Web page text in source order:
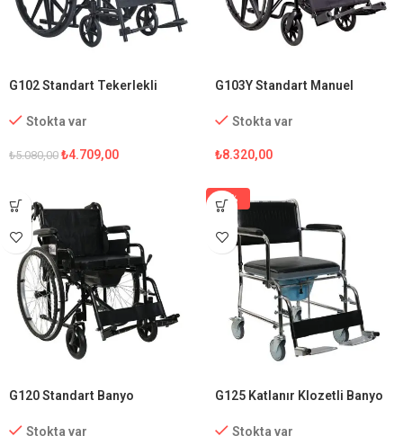
G102 Standart Tekerlekli
Stokta var
₺5.080,00 ₺4.709,00
G103Y Standart Manuel
Stokta var
₺8.320,00
G120 Standart Banyo
Stokta var
-5%
G125 Katlanır Klozetli Banyo
Stokta var